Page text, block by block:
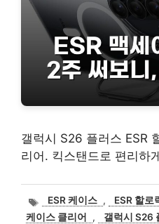
갤럭시 S26 플러스 ESR
리어. 킥스탠드로 편리하
태
그
ESR 케이스 ,
ESR 할로
케이스 클리어
, 갤럭시 S26